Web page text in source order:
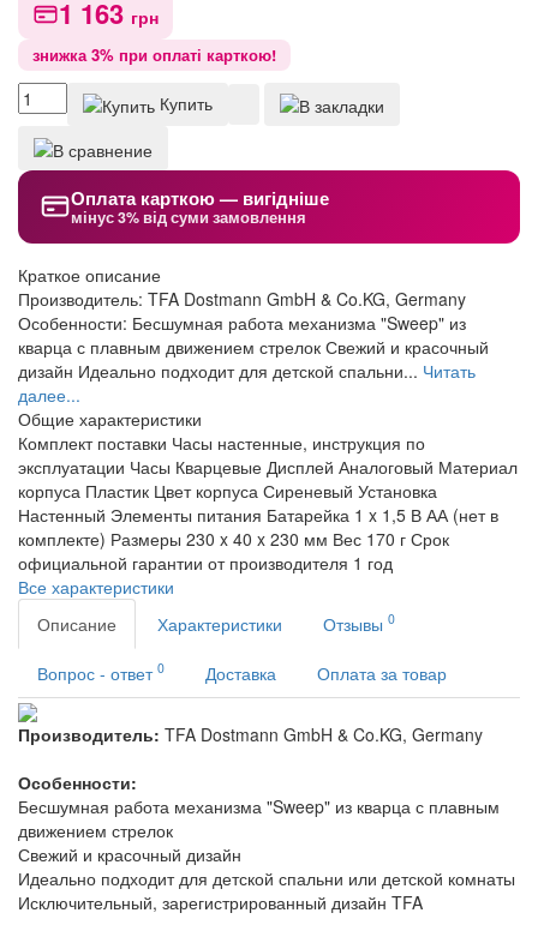
1 163 грн
знижка 3% при оплаті карткою!
Купить
Оплата карткою — вигідніше
мінус 3% від суми замовлення
Краткое описание
Производитель: TFA Dostmann GmbH & Co.KG, Germany
Особенности: Бесшумная работа механизма "Sweep" из
кварца с плавным движением стрелок Свежий и красочный
дизайн Идеально подходит для детской спальни... Читать
далее...
Общие характеристики
Комплект поставки Часы настенные, инструкция по
эксплуатации Часы Кварцевые Дисплей Аналоговый Материал
корпуса Пластик Цвет корпуса Сиреневый Установка
Настенный Элементы питания Батарейка 1 x 1,5 В АА (нет в
комплекте) Размеры 230 x 40 x 230 мм Вес 170 г Срок
официальной гарантии от производителя 1 год
Все характеристики
Описание
Характеристики Отзывы 0
Вопрос - ответ 0 Доставка Оплата за товар
Производитель: TFA Dostmann GmbH & Co.KG, Germany
Особенности:
Бесшумная работа механизма "Sweep" из кварца с плавным
движением стрелок
Свежий и красочный дизайн
Идеально подходит для детской спальни или детской комнаты
Исключительный, зарегистрированный дизайн TFA